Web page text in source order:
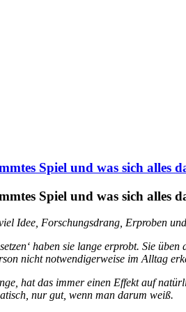
Spiel und was sich alles
Spiel und was sich alles
Idee, Forschungsdrang, Erproben
haben sie lange erprobt. Sie
nicht notwendigerweise im Alltag
hat das immer einen Effekt auf
nur gut, wenn man darum weiß.